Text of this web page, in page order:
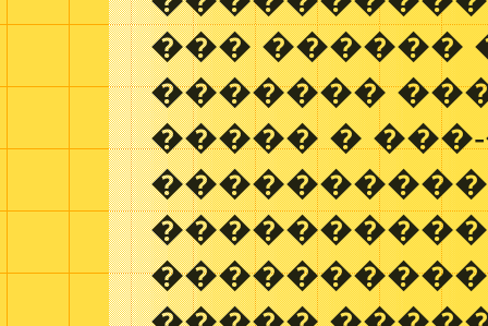
��� ������
�������
����� �